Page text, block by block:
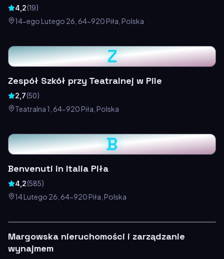
4,2(19)
14-ego Lutego 26, 64-920 Piła, Polska
Z
Zespół Szkół przy Teatralnej w Pile
2,7(50)
Teatralna 1, 64-920 Piła, Polska
B
Benvenuti in Italia Piła
4,2(585)
14 Lutego 26, 64-920 Piła, Polska
Margowska nieruchomości i zarządzanie
wynajmem